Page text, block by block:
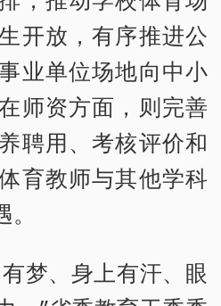
开放，有序推进公
业单位场地向中小
师资方面，则完善
聘用、考核评价和
育教师与其他学科
梦、身上有汗、眼